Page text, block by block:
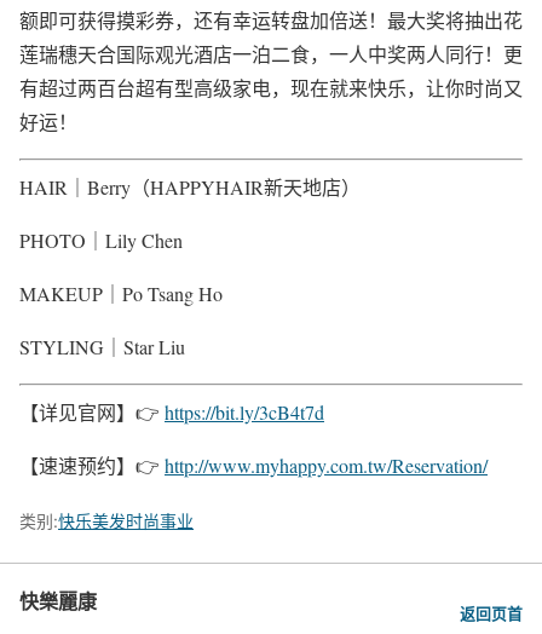
额即可获得摸彩券，还有幸运转盘加倍送！最大奖将抽出花
莲瑞穗天合国际观光酒店一泊二食，一人中奖两人同行！更
有超过两百台超有型高级家电，现在就来快乐，让你时尚又
好运！
HAIR｜Berry（HAPPYHAIR新天地店）
PHOTO｜Lily Chen
MAKEUP｜Po Tsang Ho
STYLING｜Star Liu
【详见官网】👉 https://bit.ly/3cB4t7d
【速速预约】👉 http://www.myhappy.com.tw/Reservation/
类别:快乐美发时尚事业
快樂麗康 返回页首